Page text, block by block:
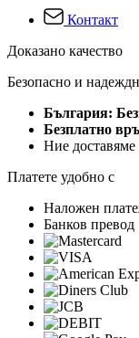
Контакт
Доказано качество
Безопасно и
България:
Безплатно
Ние доставяме
Платете удобно с
Наложен
Банков превод